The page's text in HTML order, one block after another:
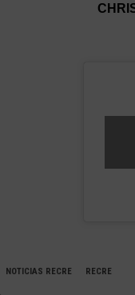
NOTICIAS RECRE RECRE